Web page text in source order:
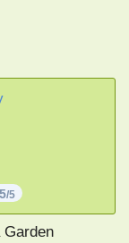
5/5
Garden